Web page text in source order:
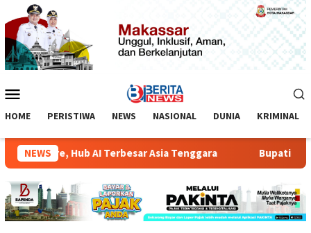
Loncat
ke
konten
Mobile
HOME PERISTIWA NEWS NASIONAL DUNIA KRIMINAL
NEWS
Hub AI Terbesar Asia Tenggara Bupati Luwu